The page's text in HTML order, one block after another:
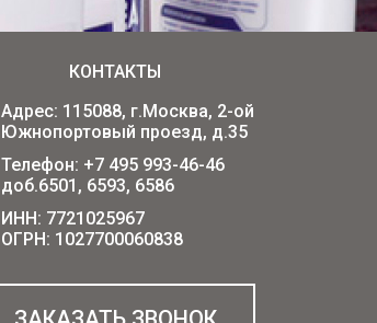
КОНТАКТЫ
Адрес: 115088, г.Москва, 2-ой
Южнопортовый проезд, д.35
Телефон: +7 495 993-46-46
доб.6501, 6593, 6586
ИНН: 7721025967
ОГРН: 1027700060838